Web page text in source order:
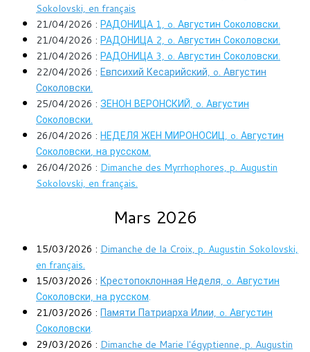
Sokolovski, en français
21/04/2026 : РАДОНИЦА 1, o. Августин Соколовски.
21/04/2026 : РАДОНИЦА 2, o. Августин Соколовски.
21/04/2026 : РАДОНИЦА 3, o. Августин Соколовски.
22/04/2026 : Евпсихий Кесарийский, o. Августин
Соколовски.
25/04/2026 : ЗЕНОН ВЕРОНСКИЙ, o. Августин
Соколовски.
26/04/2026 : НЕДЕЛЯ ЖЕН МИРОНОСИЦ, o. Августин
Соколовски, на русском.
26/04/2026 : Dimanche des Myrrhophores, p. Augustin
Sokolovski, en français.
Mars 2026
15/03/2026 : Dimanche de la Croix, p. Augustin Sokolovski,
en français.
15/03/2026 : Крестопоклонная Неделя, o. Августин
Соколовски, на русском.
21/03/2026 : Памяти Патриарха Илии, o. Августин
Соколовски.
29/03/2026 : Dimanche de Marie l'égyptienne, p. Augustin